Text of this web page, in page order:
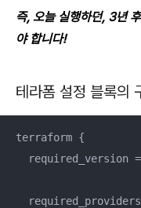
즉, 오늘 실행하던, 3년
야 합니다!
테라폼 설정 블록의
terraform {
  required_version =